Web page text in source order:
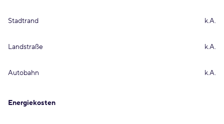
Stadtrand k.A.
Landstraße k.A.
Autobahn k.A.
Energiekosten